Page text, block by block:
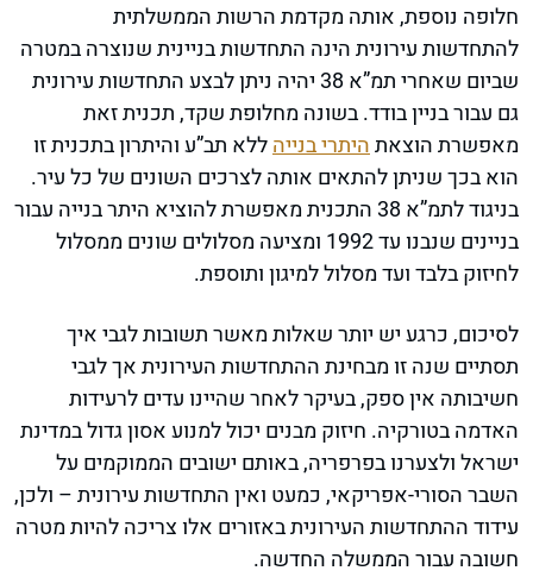
חלופה נוספת, אותה מקדמת הרשות הממשלתית
להתחדשות עירונית הינה התחדשות בניינית שנוצרה במטרה
שביום שאחרי תמ”א 38 יהיה ניתן לבצע התחדשות עירונית
גם עבור בניין בודד. בשונה מחלופת שקד, תכנית זאת
מאפשרת הוצאתהיתרי בנייהללא תב”ע והיתרון בתכנית זו
הוא בכך שניתן להתאים אותה לצרכים השונים של כל עיר.
בניגוד לתמ”א 38 התכנית מאפשרת להוציא היתר בנייה עבור
בניינים שנבנו עד 1992 ומציעה מסלולים שונים ממסלול
לחיזוק בלבד ועד מסלול למיגון ותוספת.
לסיכום, כרגע יש יותר שאלות מאשר תשובות לגבי איך
תסתיים שנה זו מבחינת ההתחדשות העירונית אך לגבי
חשיבותה אין ספק, בעיקר לאחר שהיינו עדים לרעידות
האדמה בטורקיה. חיזוק מבנים יכול למנוע אסון גדול במדינת
ישראל ולצערנו בפרפריה, באותם ישובים הממוקמים על
השבר הסורי-אפריקאי, כמעט ואין התחדשות עירונית – ולכן,
עידוד ההתחדשות העירונית באזורים אלו צריכה להיות מטרה
חשובה עבור הממשלה החדשה.